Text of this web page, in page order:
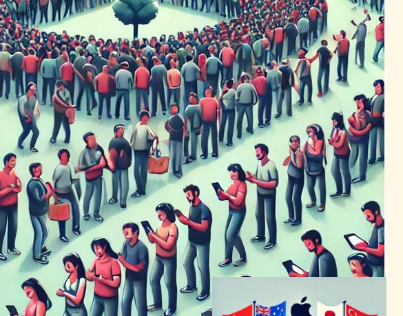
予約開始、業界を席巻
VR/ARニュース
Apple Vision Pro
2024年1月23日16:39
Apple Vision Pro予約開始:
高額な未来への扉、利用制限
あり
VR/ARニュース ｜
テクノロジーと社会ニュース
Apple Vision Pro
2024年2月1日5:12
Apple Vision Proの出荷量大
幅削減、米国市場での需要不
足が原因
VR/ARニュース
2024年4月24日20:24